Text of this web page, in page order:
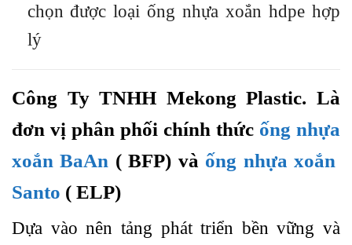
chọn được loại ống nhựa xoắn hdpe hợp
lý
Công Ty TNHH Mekong Plastic. Là
đơn vị phân phối chính thức ống nhựa
xoắn BaAn ( BFP) và ống nhựa xoắn
Santo ( ELP)
Dựa vào nên tảng phát triển bền vững và